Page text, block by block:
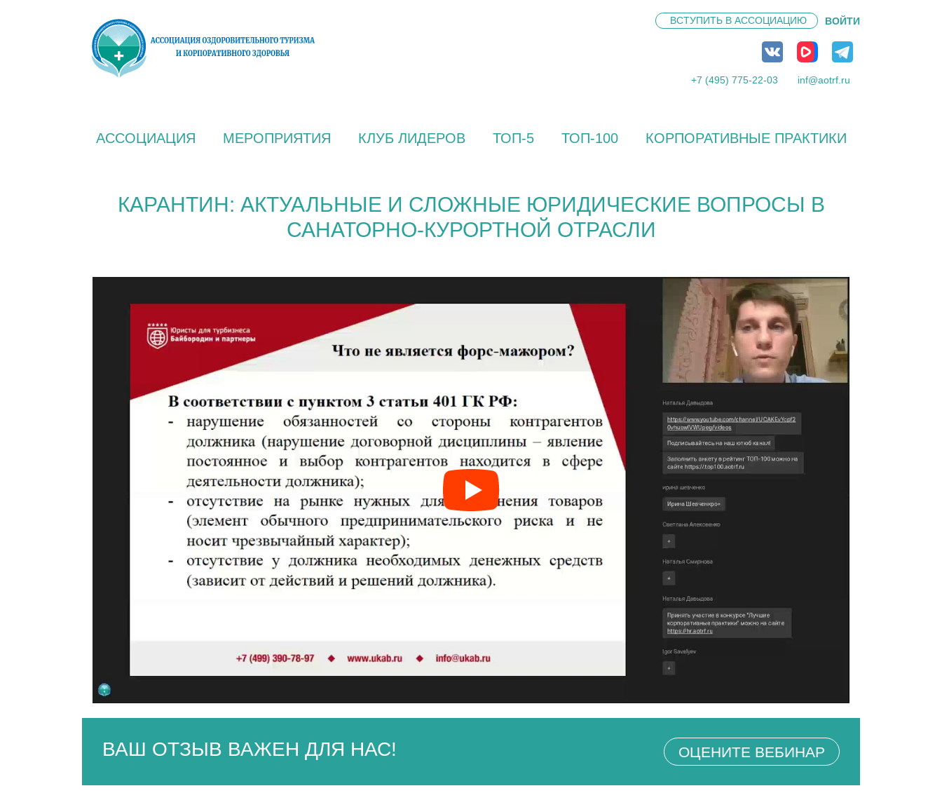
ВСТУПИТЬ В АССОЦИАЦИЮ ВОЙТИ
+7 (495) 775-22-03 inf@aotrf.ru
АССОЦИАЦИЯ МЕРОПРИЯТИЯ КЛУБ ЛИДЕРОВ ТОП-5 ТОП-100 КОРПОРАТИВНЫЕ ПРАКТИКИ
КАРАНТИН: АКТУАЛЬНЫЕ И СЛОЖНЫЕ ЮРИДИЧЕСКИЕ ВОПРОСЫ В
САНАТОРНО-КУРОРТНОЙ ОТРАСЛИ
ВАШ ОТЗЫВ ВАЖЕН ДЛЯ НАС! ОЦЕНИТЕ ВЕБИНАР